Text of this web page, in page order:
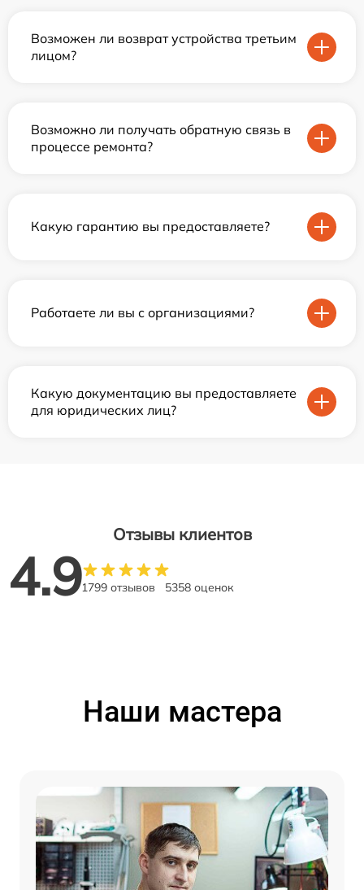
Возможен ли возврат устройства третьим
лицом?
Возможно ли получать обратную связь в
процессе ремонта?
Какую гарантию вы предоставляете?
Работаете ли вы с организациями?
Какую документацию вы предоставляете
для юридических лиц?
Отзывы клиентов
4.91799 отзывов 5358 оценок
Наши мастера